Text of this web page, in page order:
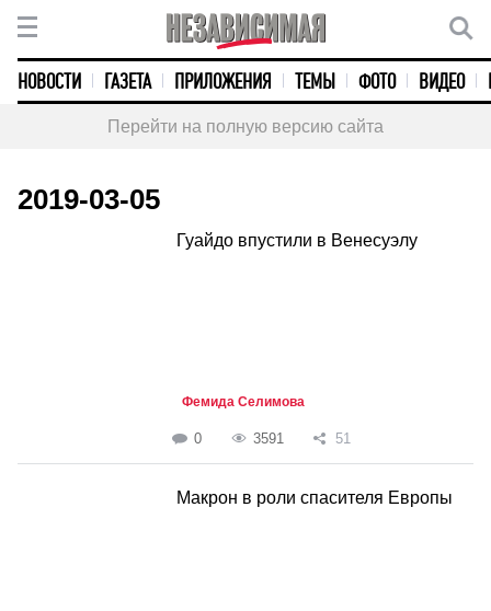
НОВОСТИ ГАЗЕТА ПРИЛОЖЕНИЯ ТЕМЫ ФОТО ВИДЕО
Перейти на полную версию сайта
2019-03-05
Гуайдо впустили в Венесуэлу
Фемида Селимова
0 3591 51
Макрон в роли спасителя Европы